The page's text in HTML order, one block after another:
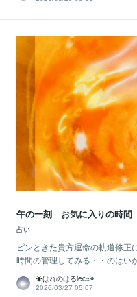
午の一刻 お気に入りの時間
占い
ピンときた貴方運命の軌道修正
時間の管理してみる・・のはい
☀はれのはるiec∞◉
2026/03/27 05:07